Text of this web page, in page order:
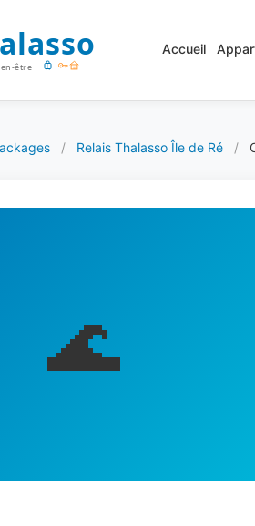
Accueil
/ Relais Thalasso Île de Ré /
🌊